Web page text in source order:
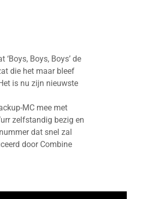
Boys, Boys’ de
die het maar bleef
is nu zijn nieuwste
MC mee met
zelfstandig bezig en
dat snel zal
door Combine